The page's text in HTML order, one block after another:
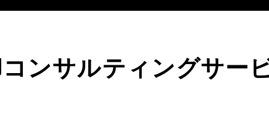
ンサルティングサー